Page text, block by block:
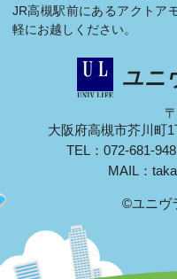
JR高槻駅前にあるアクトア
軽にお越しください。
ユニ
大阪府高槻市芥川町
TEL：072-681-
MAIL：
©ユニヴ